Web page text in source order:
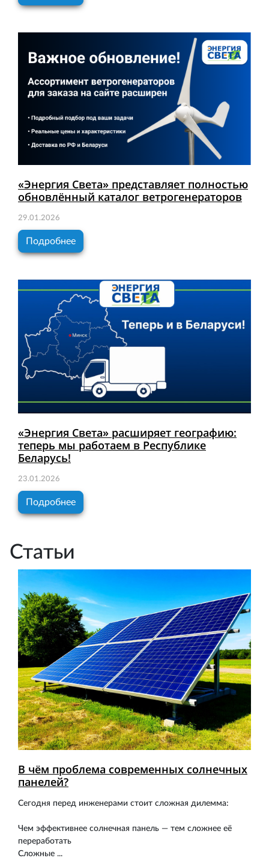
«Энергия Света» представляет полностью
обновлённый каталог ветрогенераторов
29.01.2026
Подробнее
«Энергия Света» расширяет географию:
теперь мы работаем в Республике
Беларусь!
23.01.2026
Подробнее
Статьи
В чём проблема современных солнечных
панелей?
Сегодня перед инженерами стоит сложная дилемма:
Чем эффективнее солнечная панель — тем сложнее её
переработать
Сложные ...